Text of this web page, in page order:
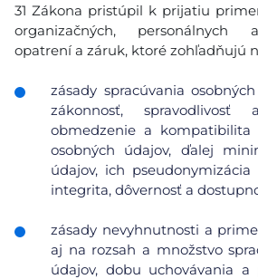
31 Zákona pristúpil k prijatiu
organizačných, personálnych
opatrení a záruk, ktoré zohľadňujú
zásady spracúvania
zákonnosť, spravodlivosť
obmedzenie a kompatibilita
osobných údajov, ďalej
údajov, ich
integrita, dôvernosť a
zásady nevyhnutnosti a
aj na rozsah a množstvo
údajov, dobu uchovávania